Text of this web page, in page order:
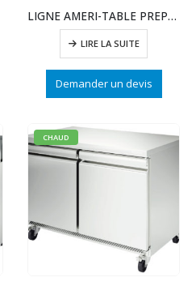
LIGNE AMERI-TABLE PREPA SAND/SALADE MEGATOP-2 PTE
LIRE LA SUITE
Demander un devis
CHAUD